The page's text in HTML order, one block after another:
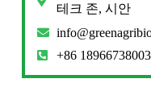
테크 존, 시안
+86 18966738003